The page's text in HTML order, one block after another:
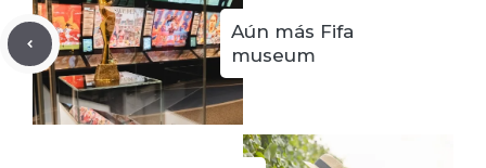
Aún más Fifa
museum